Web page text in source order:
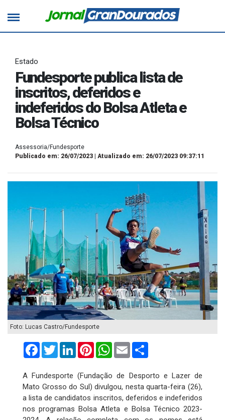
Estado
Fundesporte publica lista de
inscritos, deferidos e
indeferidos do Bolsa Atleta e
Bolsa Técnico
Assessoria/Fundesporte
Publicado em: 26/07/2023 | Atualizado em: 26/07/2023 09:37:11
Foto: Lucas Castro/Fundesporte
FacebookTwitterLinkedInPinterestWhatsApp
Email
A Fundesporte (Fundação de Desporto e Lazer de
Mato Grosso do Sul) divulgou, nesta quarta-feira (26),
a lista de candidatos inscritos, deferidos e indeferidos
nos programas Bolsa Atleta e Bolsa Técnico 2023-